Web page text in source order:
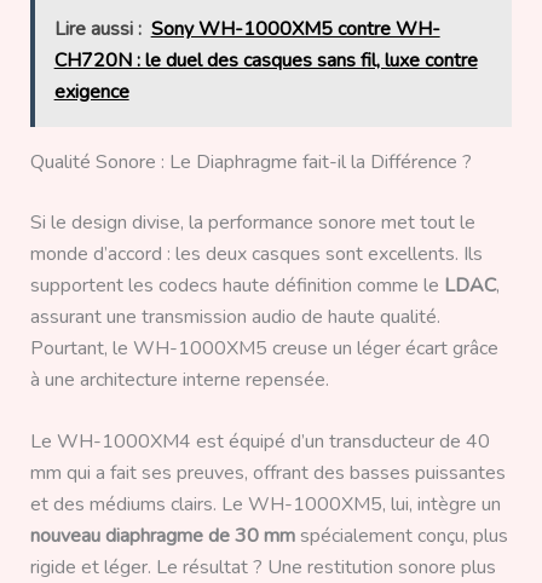
Lire aussi : Sony WH-1000XM5 contre WH-
CH720N : le duel des casques sans fil, luxe contre
exigence
Qualité Sonore : Le Diaphragme fait-il la Différence ?
Si le design divise, la performance sonore met tout le
monde d’accord : les deux casques sont excellents. Ils
supportent les codecs haute définition comme le LDAC,
assurant une transmission audio de haute qualité.
Pourtant, le WH-1000XM5 creuse un léger écart grâce
à une architecture interne repensée.
Le WH-1000XM4 est équipé d’un transducteur de 40
mm qui a fait ses preuves, offrant des basses puissantes
et des médiums clairs. Le WH-1000XM5, lui, intègre un
nouveau diaphragme de 30 mmspécialement conçu, plus
rigide et léger. Le résultat ? Une restitution sonore plus